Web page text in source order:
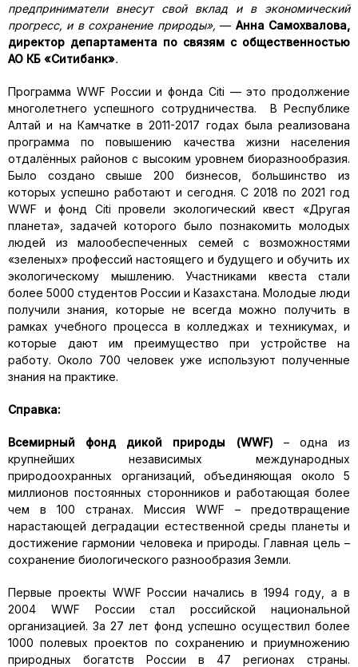
предприниматели внесут свой вклад и в экономический
прогресс, и в сохранение природы»,— Анна Самохвалова,
директор департамента по связям с общественностью
АО КБ «Ситибанк».
Программа WWF России и фонда Citi — это продолжение
многолетнего успешного сотрудничества. В Республике
Алтай и на Камчатке в 2011-2017 годах была реализована
программа по повышению качества жизни населения
отдалённых районов с высоким уровнем биоразнообразия.
Было создано свыше 200 бизнесов, большинство из
которых успешно работают и сегодня. С 2018 по 2021 год
WWF и фонд Citi провели экологический квест «Другая
планета», задачей которого было познакомить молодых
людей из малообеспеченных семей с возможностями
«зеленых» профессий настоящего и будущего и обучить их
экологическому мышлению. Участниками квеста стали
более 5000 студентов России и Казахстана. Молодые люди
получили знания, которые не всегда можно получить в
рамках учебного процесса в колледжах и техникумах, и
которые дают им преимущество при устройстве на
работу. Около 700 человек уже используют полученные
знания на практике.
Справка:
Всемирный фонд дикой природы (WWF) – одна из
крупнейших независимых международных
природоохранных организаций, объединяющая около 5
миллионов постоянных сторонников и работающая более
чем в 100 странах. Миссия WWF – предотвращение
нарастающей деградации естественной среды планеты и
достижение гармонии человека и природы. Главная цель –
сохранение биологического разнообразия Земли.
Первые проекты WWF России начались в 1994 году, а в
2004 WWF России стал российской национальной
организацией. За 27 лет фонд успешно осуществил более
1000 полевых проектов по сохранению и приумножению
природных богатств России в 47 регионах страны.